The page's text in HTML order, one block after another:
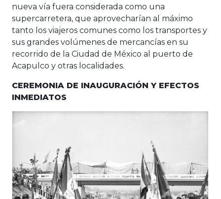
nueva vía fuera considerada como una
supercarretera, que aprovecharían al máximo
tanto los viajeros comunes como los transportes y
sus grandes volúmenes de mercancías en su
recorrido de la Ciudad de México al puerto de
Acapulco y otras localidades.
CEREMONIA DE INAUGURACIÓN Y EFECTOS
INMEDIATOS